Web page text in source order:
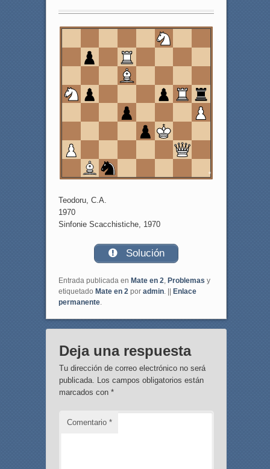
b c
Teodoru, C.A.
1970
Sinfonie Scacchistiche, 1970
Solución
Entrada publicada en Mate en 2, Problemas y
etiquetado Mate en 2por admin. ||
Enlace
permanente.
Deja una respuesta
Tu dirección de correo electrónico no será
publicada. Los campos obligatorios están
marcados con *
Comentario *